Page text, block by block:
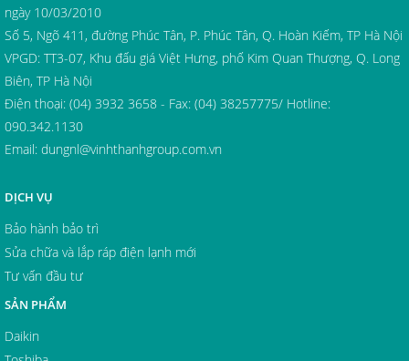
ngày 10/03/2010
Số 5, Ngõ 411, đường Phúc Tân, P. Phúc Tân, Q. Hoàn Kiếm, TP Hà Nội
VPGD: TT3-07, Khu đấu giá Việt Hưng, phố Kim Quan Thượng, Q. Long
Biên, TP Hà Nội
Điện thoại: (04) 3932 3658 - Fax: (04) 38257775/ Hotline:
090.342.1130
Email: dungnl@vinhthanhgroup.com.vn
DỊCH VỤ
Bảo hành bảo trì
Sửa chữa và lắp ráp điện lạnh mới
Tư vấn đầu tư
SẢN PHẨM
Daikin